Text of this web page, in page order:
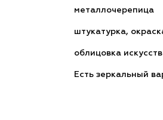
металлочерепица
штукатурка,
облицовка
Есть зеркальный